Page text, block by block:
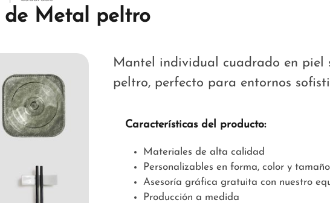
Metal peltro
Mantel individual cuadrado en piel
peltro, perfecto para entornos
Características del producto:
Materiales de alta calidad
Personalizables en forma, color y tamaño
Asesoría gráfica gratuita con nuestro
Producción a medida